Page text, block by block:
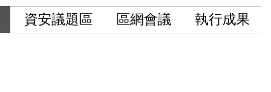
資安議題區 區網會議 執行成果